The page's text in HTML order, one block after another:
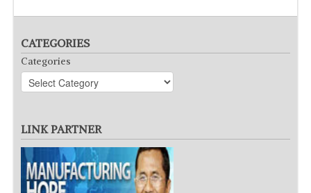
CATEGORIES
Categories
LINK PARTNER